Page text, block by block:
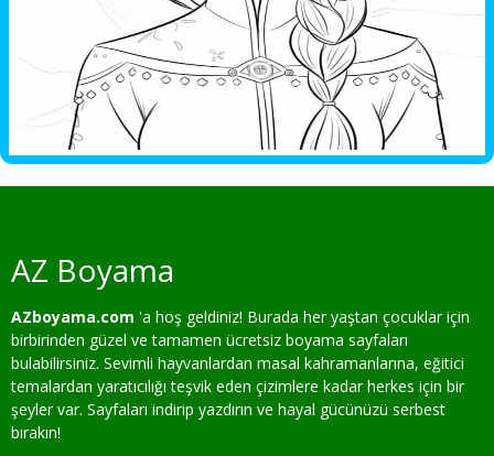
AZ Boyama
AZboyama.com 'a hoş geldiniz! Burada her yaştan çocuklar için
birbirinden güzel ve tamamen ücretsiz boyama sayfaları
bulabilirsiniz. Sevimli hayvanlardan masal kahramanlarına, eğitici
temalardan yaratıcılığı teşvik eden çizimlere kadar herkes için bir
şeyler var. Sayfaları indirip yazdırın ve hayal gücünüzü serbest
bırakın!